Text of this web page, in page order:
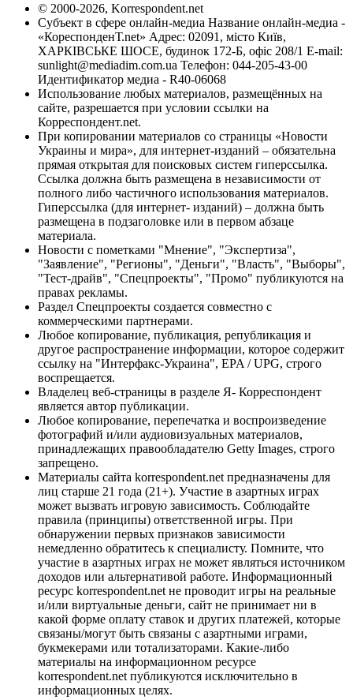
© 2000-2026, Korrespondent.net
Субъект в сфере онлайн-медиа Название онлайн-медиа -
«КореспонденТ.net» Адрес: 02091, місто Київ,
ХАРКІВСЬКЕ ШОСЕ, будинок 172-Б, офіс 208/1 E-mail:
sunlight@mediadim.com.ua Телефон: 044-205-43-00
Идентификатор медиа - R40-06068
Использование любых материалов, размещённых на
сайте, разрешается при условии ссылки на
Корреспондент.net.
При копировании материалов со страницы «Новости
Украины и мира», для интернет-изданий – обязательна
прямая открытая для поисковых систем гиперссылка.
Ссылка должна быть размещена в независимости от
полного либо частичного использования материалов.
Гиперссылка (для интернет- изданий) – должна быть
размещена в подзаголовке или в первом абзаце
материала.
Новости с пометками "Мнение", "Экспертиза",
"Заявление", "Регионы", "Деньги", "Власть", "Выборы",
"Тест-драйв", "Спецпроекты", "Промо" публикуются на
правах рекламы.
Раздел Спецпроекты создается совместно с
коммерческими партнерами.
Любое копирование, публикация, републикация и
другое распространение информации, которое содержит
ссылку на "Интерфакс-Украина", EPA / UPG, строго
воспрещается.
Владелец веб-страницы в разделе Я- Корреспондент
является автор публикации.
Любое копирование, перепечатка и воспроизведение
фотографий и/или аудиовизуальных материалов,
принадлежащих правообладателю Getty Images, строго
запрещено.
Материалы сайта korrespondent.net предназначены для
лиц старше 21 года (21+). Участие в азартных играх
может вызвать игровую зависимость. Соблюдайте
правила (принципы) ответственной игры. При
обнаружении первых признаков зависимости
немедленно обратитесь к специалисту. Помните, что
участие в азартных играх не может являться источником
доходов или альтернативой работе. Информационный
ресурс korrespondent.net не проводит игры на реальные
и/или виртуальные деньги, сайт не принимает ни в
какой форме оплату ставок и других платежей, которые
связаны/могут быть связаны с азартными играми,
букмекерами или тотализаторами. Какие-либо
материалы на информационном ресурсе
korrespondent.net публикуются исключительно в
информационных целях.